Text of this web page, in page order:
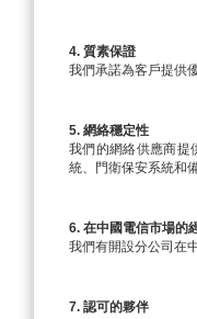
4. 質素保證
我們承諾為客戶提供
5. 網絡穩定性
我們的網絡供應商提
統、門衛保安系統和
6. 在中國電信市場的
我們有開設分公司在
7. 認可的夥伴